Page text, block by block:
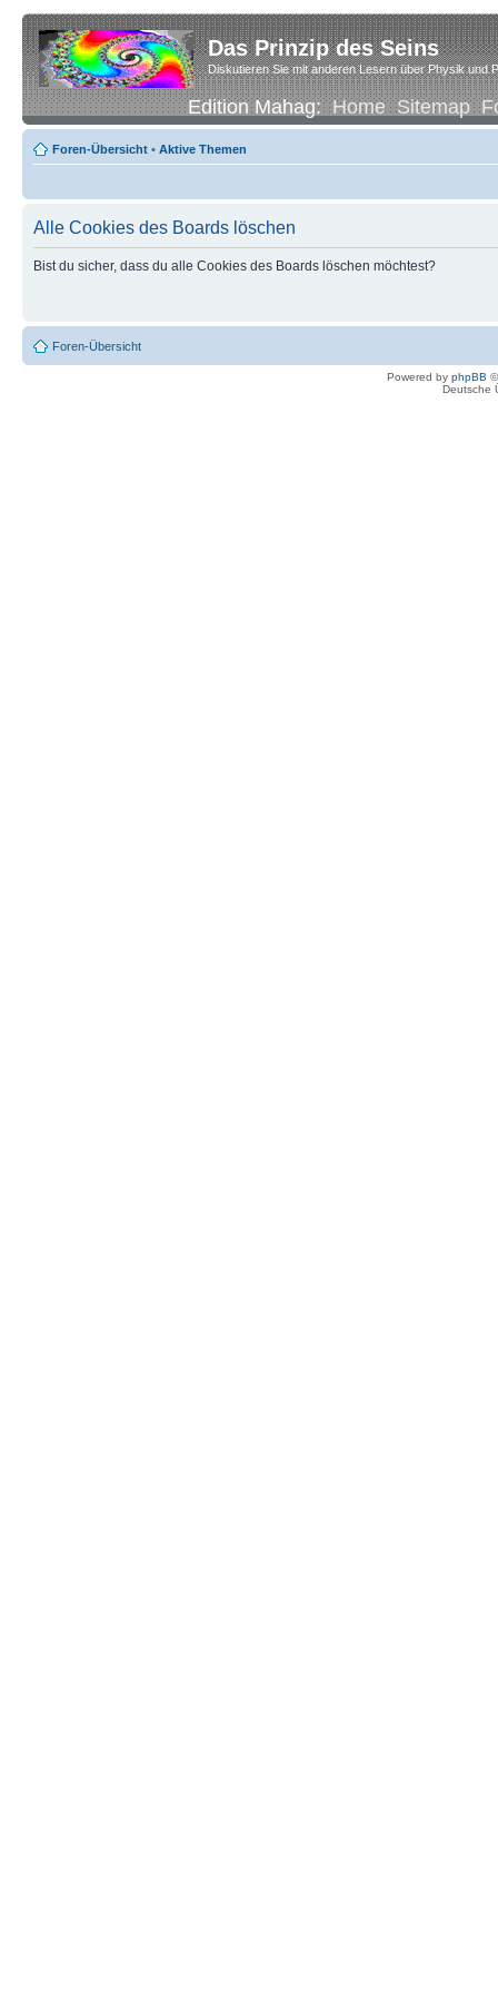
Das Prinzip des Seins
Diskutieren Sie mit anderen Lesern über Physik und
Edition Mahag:Home Sitemap
Foren-Übersicht • Aktive Themen
Alle Cookies des Boards löschen
Bist du sicher, dass du alle Cookies des Boards löschen möchtest?
Foren-Übersicht
Powered by phpBB
Deutsche